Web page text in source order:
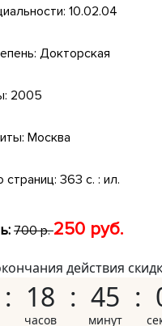
10.02.04
Докторская
2005
Москва
страниц: 363 с. : ил.
700 р.250 руб.
действия
18 45